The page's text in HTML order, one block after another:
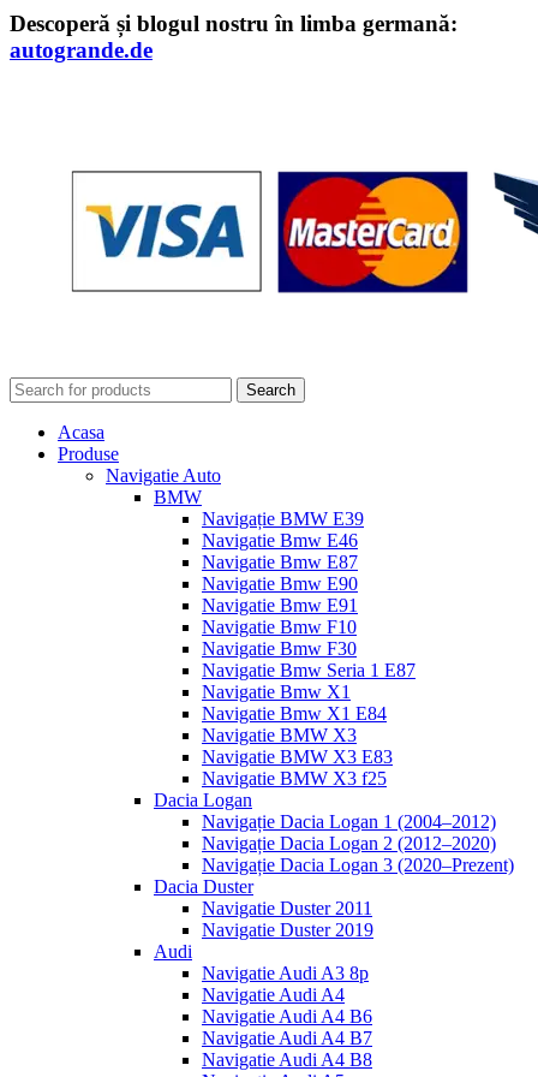
Descoperă și blogul nostru în limba germană:
autogrande.de
Search
Acasa
Produse
Navigatie Auto
BMW
Navigație BMW E39
Navigatie Bmw E46
Navigatie Bmw E87
Navigatie Bmw E90
Navigatie Bmw E91
Navigatie Bmw F10
Navigatie Bmw F30
Navigatie Bmw Seria 1 E87
Navigatie Bmw X1
Navigatie Bmw X1 E84
Navigatie BMW X3
Navigatie BMW X3 E83
Navigatie BMW X3 f25
Dacia Logan
Navigație Dacia Logan 1 (2004–2012)
Navigație Dacia Logan 2 (2012–2020)
Navigație Dacia Logan 3 (2020–Prezent)
Dacia Duster
Navigatie Duster 2011
Navigatie Duster 2019
Audi
Navigatie Audi A3 8p
Navigatie Audi A4
Navigatie Audi A4 B6
Navigatie Audi A4 B7
Navigatie Audi A4 B8